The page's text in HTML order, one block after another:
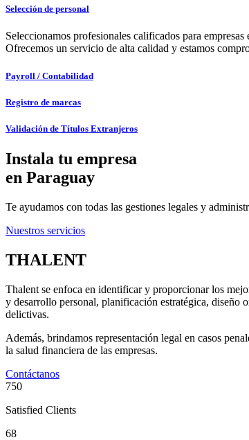
Selección de personal
Seleccionamos profesionales calificados para
Ofrecemos un servicio de alta calidad y estamos
Payroll / Contabilidad
Registro de marcas
Validación de Títulos Extranjeros
Instala tu empresa
en Paraguay
Te ayudamos con todas las gestiones legales y
Nuestros servicios
THALENT
Thalent se enfoca en identificar y proporcionar los
y desarrollo personal, planificación estratégica, diseño
delictivas.
Además, brindamos representación legal en casos
la salud financiera de las empresas.
Contáctanos
750
Satisfied Clients
68